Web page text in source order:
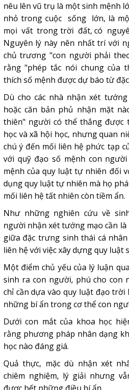
nêu lên vũ trụ là một sinh mệnh
nhỏ trong cuộc sống lớn, là
mọi vất trong trời đất, có
Nguyên lý này nên nhất trí với
chủ trương "con người phải
rằng "phép tắc nói chung của
thích số mệnh được dự báo từ
Dù cho các nhà nhận xét
hoặc căn bản phủ nhận mặt
thiên" người có thể thắng được
học và xã hội học, nhưng quan
chú ý đến mối liên hệ phức tạp
với quỹ đạo số mệnh con
mệnh của quy luật tự nhiên đối
dụng quy luật tự nhiên mà họ
mối liên hệ tất nhiên còn tiềm ẩn.
Như những nghiên cứu về
người nhận xét tướng mạo cần
giữa đặc trưng sinh thái cá
liên hệ với việc xây dựng quy luật
Một điểm chủ yếu của lý luận
sinh ra con người, phú cho con
chỉ cần dựa vào quy luật đạo
những bí ẩn trong cơ thể con
Dưới con mắt của khoa học
rằng phương pháp nhân dạng
học nào đáng giá.
Quả thực, mặc dù nhận xét
chiêm nghiệm, lý giải nhưng